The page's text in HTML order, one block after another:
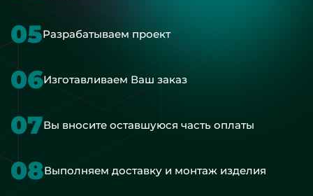
05Разрабатываем проект
06Изготавливаем Ваш заказ
07Вы вносите оставшуюся часть оплаты
08Выполняем доставку и монтаж изделия